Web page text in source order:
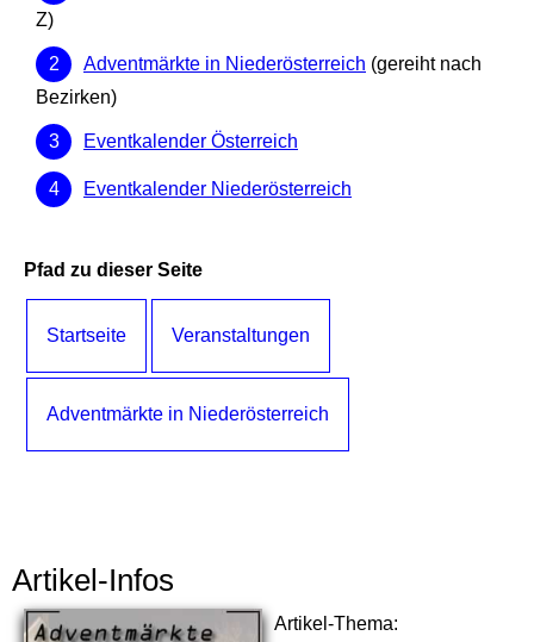
Z)
Adventmärkte in Niederösterreich (gereiht nach
Bezirken)
Eventkalender Österreich
Eventkalender Niederösterreich
Pfad zu dieser Seite
Startseite Veranstaltungen
Adventmärkte in Niederösterreich
Artikel-Infos
Artikel-Thema: